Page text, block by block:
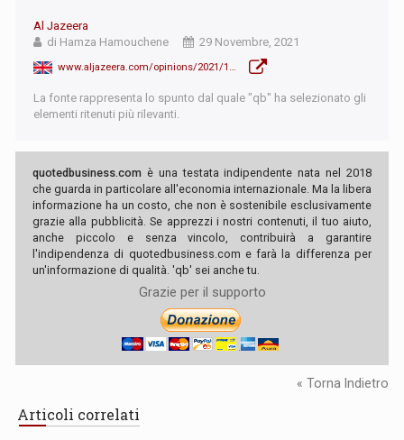
Al Jazeera
di Hamza Hamouchene
29 Novembre, 2021
www.aljazeera.com/opinions/2021/11/20/green-hydrogen-the-new-scramble-for-north-africa
La fonte rappresenta lo spunto dal quale "qb" ha selezionato gli
elementi ritenuti più rilevanti.
quotedbusiness.com è una testata indipendente nata nel 2018
che guarda in particolare all'economia internazionale. Ma la libera
informazione ha un costo, che non è sostenibile esclusivamente
grazie alla pubblicità. Se apprezzi i nostri contenuti, il tuo aiuto,
anche piccolo e senza vincolo, contribuirà a garantire
l'indipendenza di quotedbusiness.com e farà la differenza per
un'informazione di qualità. 'qb' sei anche tu.
Grazie per il supporto
« Torna Indietro
Articoli correlati